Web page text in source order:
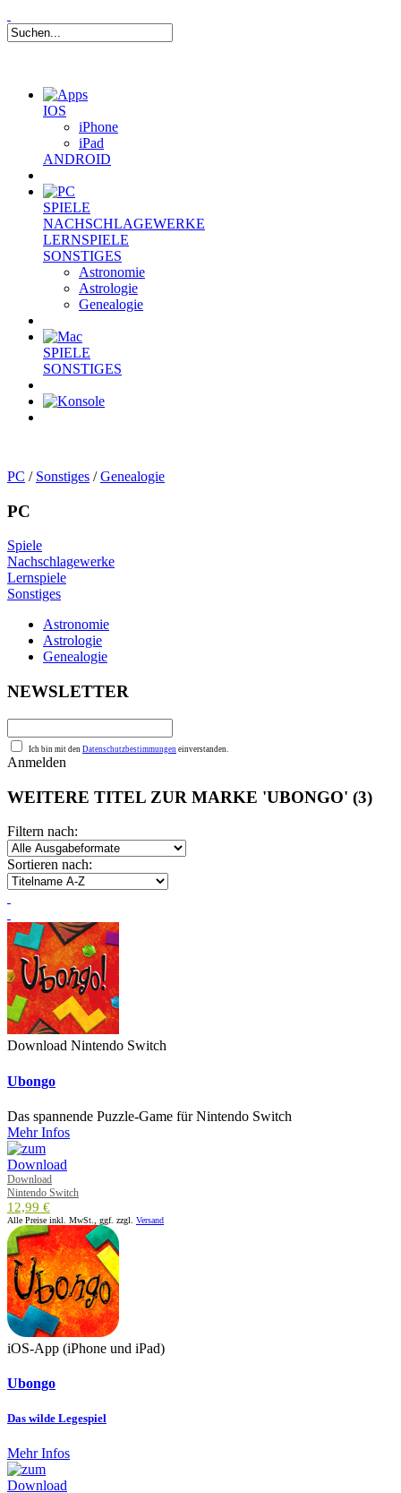
IOS
iPhone
iPad
ANDROID
SPIELE
NACHSCHLAGEWERKE
LERNSPIELE
SONSTIGES
Astronomie
Astrologie
Genealogie
SPIELE
SONSTIGES
PC / Sonstiges /Genealogie
PC
Spiele
Nachschlagewerke
Lernspiele
Sonstiges
Astronomie
Astrologie
Genealogie
NEWSLETTER
Ich bin mit den Datenschutzbestimmungen einverstanden.
Anmelden
WEITERE TITEL ZUR MARKE 'UBONGO' (3)
Filtern nach:
Sortieren nach:
Download Nintendo Switch
Ubongo
Das spannende Puzzle-Game für Nintendo Switch
Mehr Infos
Download
Nintendo Switch
12,99 €
Alle Preise inkl. MwSt., ggf. zzgl. Versand
iOS-App (iPhone und iPad)
Ubongo
Das wilde Legespiel
Mehr Infos